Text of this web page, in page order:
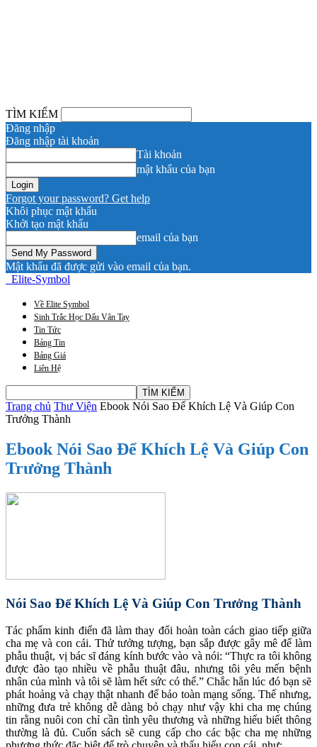
TÌM KIẾM
Đăng nhập
Đăng nhập tài khoản
Tài khoản
mật khẩu của bạn
Forgot your password? Get help
Khôi phục mật khẩu
Khởi tạo mật khẩu
email của bạn
Mật khẩu đã được gửi vào email của bạn.
Elite-Symbol
Về Elite Symbol
Sinh Trắc Học Dấu Vân Tay
Tin Tức
Bảng Tin
Bảng Giá
Liên Hệ
Trang chủ Thư Viện Ebook Nói Sao Để Khích Lệ Và Giúp Con
Trưởng Thành
Ebook Nói Sao Để Khích Lệ Và Giúp Con
Trưởng Thành
Nói Sao Để Khích Lệ Và Giúp Con Trưởng Thành
Tác phẩm kinh điển đã làm thay đổi hoàn toàn cách giao tiếp giữa
cha mẹ và con cái. Thử tưởng tượng, bạn sắp được gây mê để làm
phẫu thuật, vị bác sĩ đáng kính bước vào và nói: “Thực ra tôi không
được đào tạo nhiều về phẫu thuật đâu, nhưng tôi yêu mến bệnh
nhân của mình và tôi sẽ làm hết sức có thể.” Chắc hẳn lúc đó bạn sẽ
phát hoảng và chạy thật nhanh để bảo toàn mạng sống. Thế nhưng,
những đưa trẻ không dễ dàng bỏ chạy như vậy khi cha mẹ chúng
tin rằng nuôi con chỉ cần tình yêu thương và những hiểu biết thông
thường là đủ. Cuốn sách sẽ cung cấp cho các bậc cha mẹ những